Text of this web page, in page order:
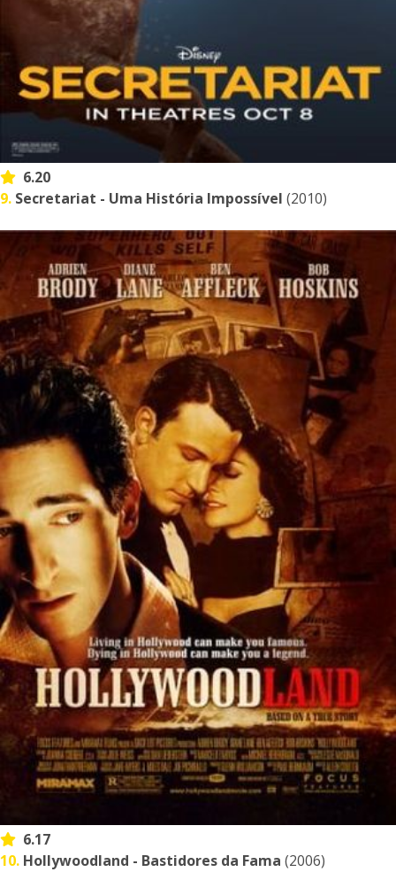
6.20
9. Secretariat - Uma História Impossível (2010)
6.17
10. Hollywoodland - Bastidores da Fama (2006)